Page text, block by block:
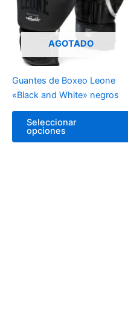
AGOTADO
Guantes de Boxeo Leone
«Black and White» negros
Seleccionar
opciones